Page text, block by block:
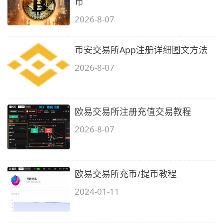
2026-8-07
币安交易所App注册详细图文方法
2026-8-07
欧易交易所注册充值交易教程
2026-8-07
欧易交易所充币/提币教程
2024-01-11